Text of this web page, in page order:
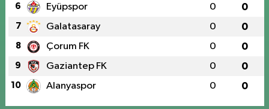
6 Eyüpspor 0 0
7 Galatasaray 0 0
8 Çorum FK 0 0
9 Gaziantep FK 0 0
10 Alanyaspor 0 0